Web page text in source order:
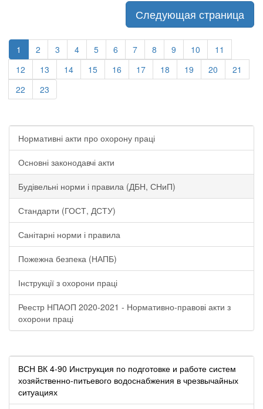
Следующая страница
1 2 3 4 5 6 7 8 9 10
11
12
13 14 15 16 17 18 19 20
21
22
23
Нормативні акти про охорону праці
Основні законодавчі акти
Будівельні норми і правила (ДБН, СНиП)
Стандарти (ГОСТ, ДСТУ)
Санітарні норми і правила
Пожежна безпека (НАПБ)
Інструкції з охорони праці
Реестр НПАОП 2020-2021 - Нормативно-правові акти з
охорони праці
ВСН ВК 4-90 Инструкция по подготовке и работе систем
хозяйственно-питьевого водоснабжения в чрезвычайных
ситуациях